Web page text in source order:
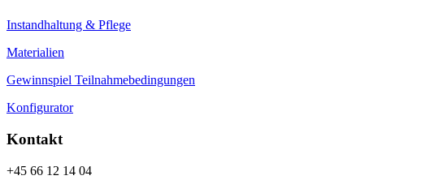
Instandhaltung & Pflege
Materialien
Gewinnspiel Teilnahmebedingungen
Konfigurator
Kontakt
+45 66 12 14 04